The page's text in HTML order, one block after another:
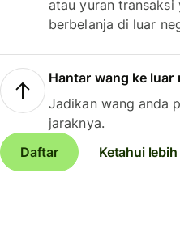
atau yuran
berbelanja di luar
Hantar wang ke luar
Jadikan wang anda
jaraknya.
Daftar
Ketahui